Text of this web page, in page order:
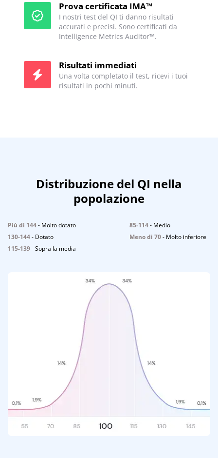
Prova certificata IMA™
I nostri test del QI ti danno risultati
accurati e precisi. Sono certificati da
Intelligence Metrics Auditor™.
Risultati immediati
Una volta completato il test, ricevi i tuoi
risultati in pochi minuti.
Distribuzione del QI nella
popolazione
Più di 144- Molto dotato
130-144- Dotato
115-139- Sopra la media
85-114- Medio
Meno di 70- Molto inferiore